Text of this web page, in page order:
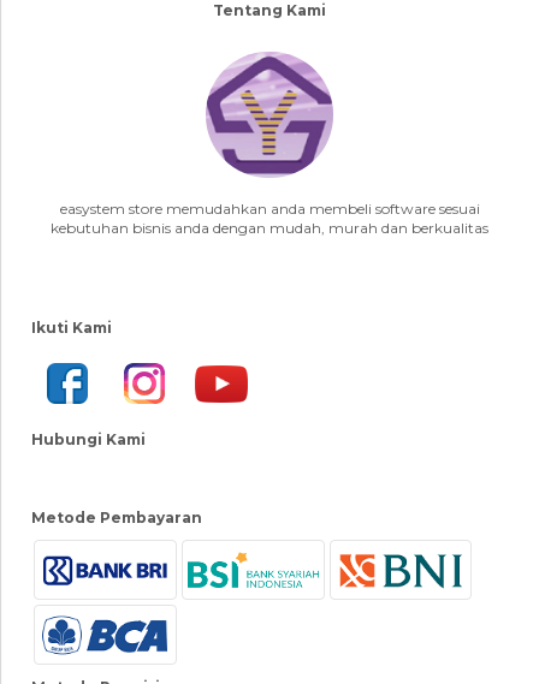
Tentang Kami
easystem store memudahkan anda membeli software sesuai
kebutuhan bisnis anda dengan mudah, murah dan berkualitas
Ikuti Kami
Hubungi Kami
Metode Pembayaran